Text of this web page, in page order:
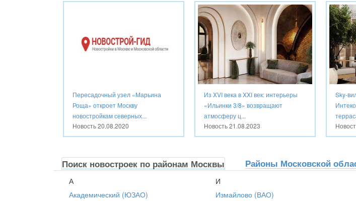
Пересадочный узел «Марьина
Роща» откроет Москву
новостройкам северных...
Новость20.08.2020
Из XVI века в XXI век: интерьеры
«Ильинки 3/8» возвращают
атмосферу ц...
Новость21.08.2023
Sky-
Поиск новостроек по районам Москвы Районы Московской
А
Академический (ЮЗАО)
И
Измайлово (ВАО)